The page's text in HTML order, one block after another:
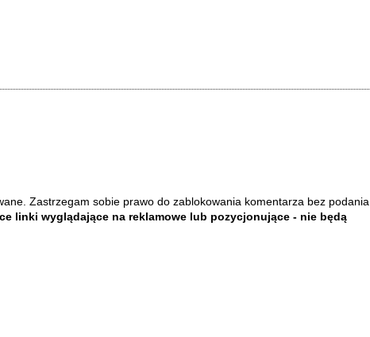
Zastrzegam sobie prawo do zablokowania komentarza bez podania
linki wyglądające na reklamowe lub pozycjonujące - nie będą